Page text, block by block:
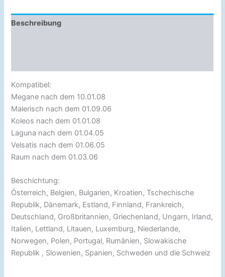
Beschreibung
Kompatibel:
Megane nach dem 10.01.08
Malerisch nach dem 01.09.06
Koleos nach dem 01.01.08
Laguna nach dem 01.04.05
Velsatis nach dem 01.06.05
Raum nach dem 01.03.06
Beschichtung:
Österreich, Belgien, Bulgarien, Kroatien, Tschechische
Republik, Dänemark, Estland, Finnland, Frankreich,
Deutschland, Großbritannien, Griechenland, Ungarn, Irland,
Italien, Lettland, Litauen, Luxemburg, Niederlande,
Norwegen, Polen, Portugal, Rumänien, Slowakische
Republik , Slowenien, Spanien, Schweden und die Schweiz